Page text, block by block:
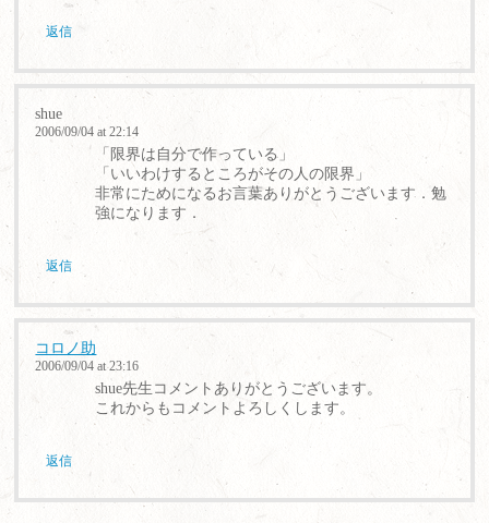
返信
shue
2006/09/04 at 22:14
「限界は自分で作っている」
「いいわけするところがその人の限界」
非常にためになるお言葉ありがとうございます．勉
強になります．
返信
コロノ助
2006/09/04 at 23:16
shue先生コメントありがとうございます。
これからもコメントよろしくします。
返信